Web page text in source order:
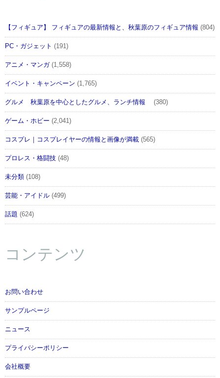
【フィギュア】 フィギュアの最新情報と、秋葉原のフィギュア情報 (804)
PC・ガジェット (191)
アニメ・マンガ(1,558)
イベント・キャンペーン (1,765)
グルメ 秋葉原を中心としたグルメ、ランチ情報 (380)
ゲーム・ホビー (2,041)
コスプレ｜コスプレイヤーの情報と画像が満載 (565)
プロレス・格闘技 (48)
未分類 (108)
芸能・アイドル (499)
話題 (624)
コンテンツ
お問い合わせ
サンプルページ
ニュース
プライバシーポリシー
会社概要